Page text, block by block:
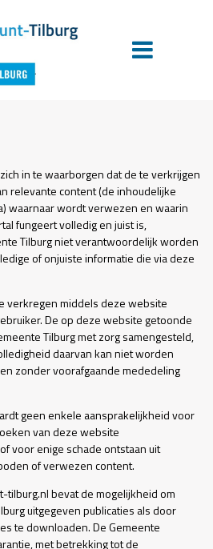
in te waarborgen dat de te verkrijgen
relevante content (de inhoudelijke
waarnaar wordt verwezen en waarin
fungeert volledig en juist is,
Tilburg niet verantwoordelijk worden
of onjuiste informatie die via deze
verkregen middels deze website
De op deze website getoonde
Tilburg met zorg samengesteld,
daarvan kan niet worden
zonder voorafgaande mededeling
geen enkele aansprakelijkheid voor
van deze website
voor enige schade ontstaan uit
of verwezen content.
bevat de mogelijkheid om
uitgegeven publicaties als door
te downloaden. De Gemeente
met betrekking tot de